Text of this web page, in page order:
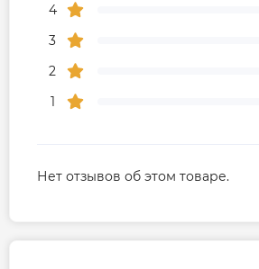
4
3
2
1
Нет отзывов об этом товаре.